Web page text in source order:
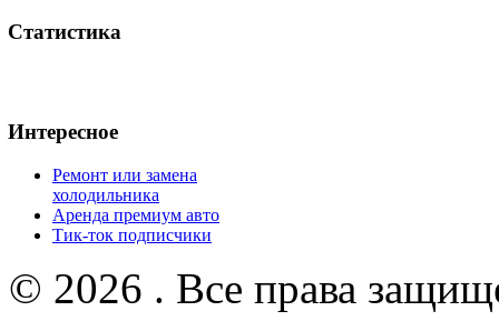
Статистика
Интересное
Ремонт или замена
холодильника
Аренда премиум авто
Тик-ток подписчики
© 2026 . Все права